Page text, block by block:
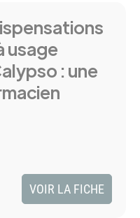
usage
: une
VOIR LA FICHE